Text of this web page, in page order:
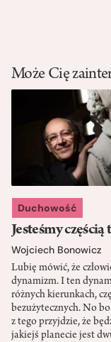
Może Cię
Duchowość
Jesteśmy
Wojciech Bonowicz
Lubię mówić, że
dynamizm. I ten
różnych kierunkach,
bezużytecznych. No
z tego przyjdzie, że
jakiejś planecie jest